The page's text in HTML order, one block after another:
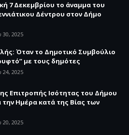
7 Δεκεμβρίου το άναμμα του
Δέντρου στον Δήμο
30, 2025
Όταν το Δημοτικό Συμβούλιο
με τους δημότες
24, 2025
Επιτροπής Ισότητας του Δήμου
την Ημέρα κατά της Βίας των
20, 2025